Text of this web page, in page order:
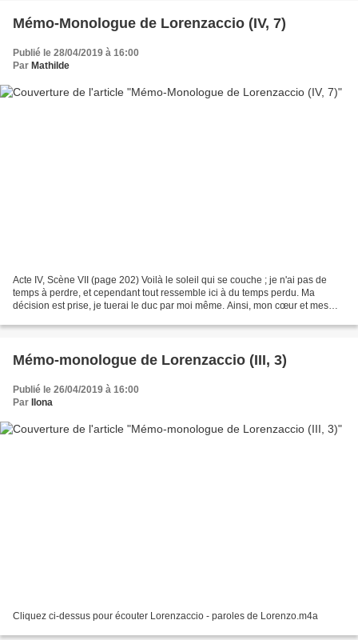
Mémo-Monologue de Lorenzaccio (IV, 7)
Publié le 28/04/2019 à 16:00
Par Mathilde
Acte IV, Scène VII (page 202) Voilà le soleil qui se couche ; je n'ai pas de
temps à perdre, et cependant tout ressemble ici à du temps perdu. Ma
décision est prise, je tuerai le duc par moi même. Ainsi, mon cœur et mes
Mémo-monologue de Lorenzaccio (III, 3)
Publié le 26/04/2019 à 16:00
Par Ilona
Cliquez ci-dessus pour écouter Lorenzaccio - paroles de Lorenzo.m4a